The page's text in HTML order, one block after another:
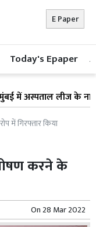
E Paper
Today's Epaper
में अस्पताल लीज के नाम
में गिरफ्तार किया
करने के
On28 Mar 2022